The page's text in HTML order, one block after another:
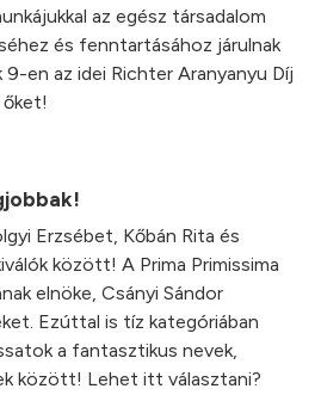
az egész társadalom
és fenntartásához járulnak
9-en az idei Richter Aranyanyu Díj
Erzsébet, Kőbán Rita és
között! A Prima Primissima
elnöke, Csányi Sándor
Ezúttal is tíz kategóriában
a fantasztikus nevek,
között! Lehet itt választani?